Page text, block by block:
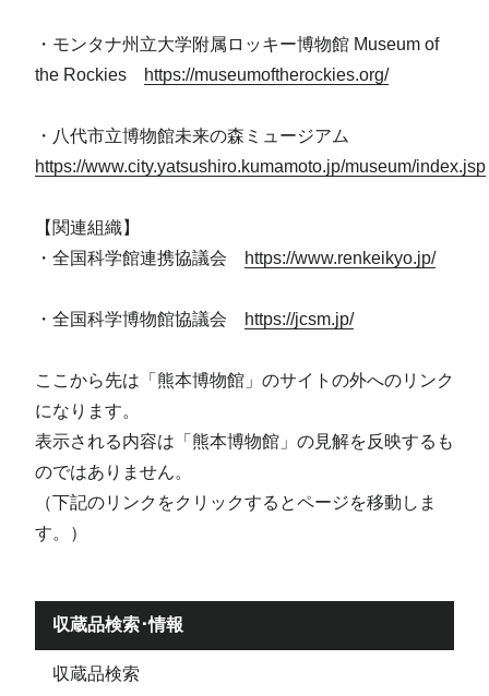
・モンタナ州立大学附属ロッキー博物館 Museum of
the Rockies
https://museumoftherockies.org/
・八代市立博物館未来の森ミュージアム
https://www.city.yatsushiro.kumamoto.jp/museum/index.jsp
【関連組織】
・全国科学館連携協議会
https://www.renkeikyo.jp/
・全国科学博物館協議会 https://jcsm.jp/
ここから先は「熊本博物館」のサイトの外へのリンク
になります。
表示される内容は「熊本博物館」の見解を反映するも
のではありません。
（下記のリンクをクリックするとページを移動しま
す。）
収蔵品検索･情報
収蔵品検索